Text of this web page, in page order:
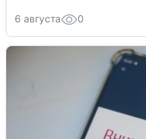
6 августа 0